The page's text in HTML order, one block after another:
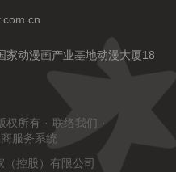
家动漫画产业基地动漫大厦18
控股）有限公司
权所有 · 联络我们 ·
服务系统